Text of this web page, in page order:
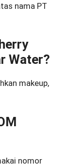
nama PT
Water?
makeup,
nomor